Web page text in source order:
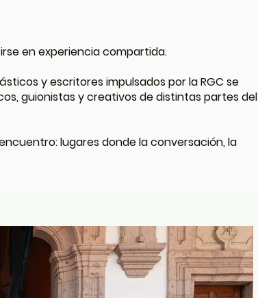
en experiencia compartida.
y escritores impulsados por la RGC se
guionistas y creativos de distintas partes del
lugares donde la conversación, la